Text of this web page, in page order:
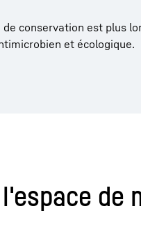
conservation est plus
et écologique.
de